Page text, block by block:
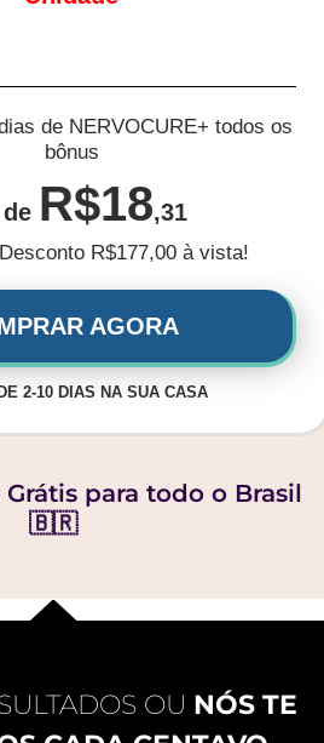
de NERVOCURE+ todos os
bônus
R$18,31
R$177,00 à vista!
AGORA
2-10 DIAS NA SUA CASA
para todo o Brasil
🇧🇷
OU NÓS TE